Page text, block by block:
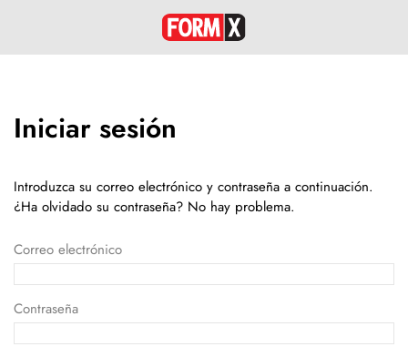
Iniciar sesión
Introduzca su correo electrónico y contraseña a continuación.
¿Ha olvidado su contraseña? No hay problema.
Correo electrónico
Contraseña